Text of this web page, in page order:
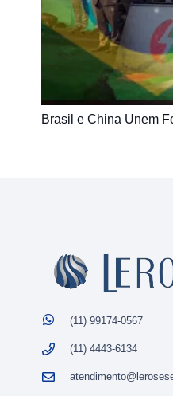
Brasil e China Unem
(11) 99174-0567
(11) 4443-6134